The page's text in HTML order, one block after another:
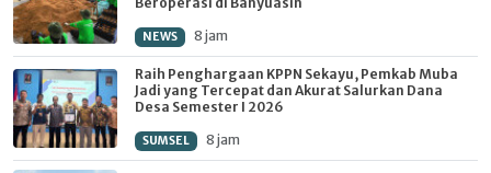
NEWS 8 jam
Raih Penghargaan KPPN Sekayu, Pemkab Muba
Jadi yang Tercepat dan Akurat Salurkan Dana
Desa Semester I 2026
SUMSEL 8 jam